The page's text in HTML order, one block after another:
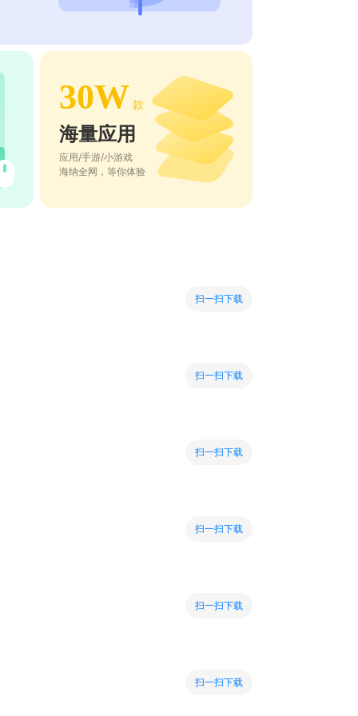
30W 款
海量应用
应用/手游/小游戏
海纳全网，等你体验
扫一扫下载
扫一扫下载
扫一扫下载
扫一扫下载
扫一扫下载
扫一扫下载